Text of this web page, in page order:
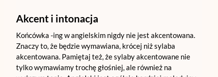
Akcent i intonacja
Końcówka -ing w angielskim nigdy nie jest akcentowana.
Znaczy to, że będzie wymawiana, krócej niż sylaba
akcentowana. Pamiętaj też, że sylaby akcentowane nie
tylko wymawiamy trochę głośniej, ale również na